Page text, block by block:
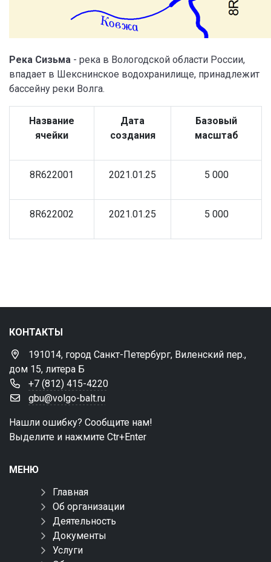
Река Сизьма - река в Вологодской области России,
впадает в Шекснинское водохранилище, принадлежит
бассейну реки Волга.
Название
ячейки
Дата
создания
Базовый
масштаб
8R622001 2021.01.25 5 000
8R622002 2021.01.25 5 000
КОНТАКТЫ
191014, город Санкт-Петербург, Виленский пер.,
дом 15, литера Б
+7 (812) 415-4220
gbu@volgo-balt.ru
Нашли ошибку? Сообщите нам!
Выделите и нажмите Ctr+Enter
МЕНЮ
Главная
Об организации
Деятельность
Документы
Услуги